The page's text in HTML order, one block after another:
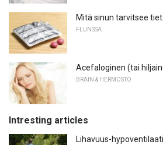
Mitä sinun tarvitsee
FLUNSSA
Acefaloginen (tai
BRAIN & HERMOSTO
Intresting articles
Lihavuus-